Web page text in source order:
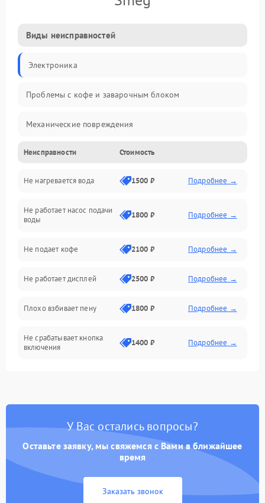
Виды неисправностей
Электроника
Проблемы с кофе и заварочным блоком
Механические повреждения
Прочие неисправности
Включение и работа
Проблемы с водой
Проблемы с капучинатором и паром
Управление и электроника
Программное обеспечение
Неисправности Стоимость
Не нагревается вода 1500 ₽ Подробнее →
Не работает насос подачи
воды
1800 ₽ Подробнее →
Не подает кофе 2100 ₽ Подробнее →
Не работает дисплей 2500 ₽ Подробнее →
Плохо взбивает пену 1800 ₽ Подробнее →
Не срабатывает кнопка
включения
1400 ₽ Подробнее →
Постоянные сбои в работе 1500 ₽ Подробнее →
У Вас остались вопросы?
Оставьте заявку, мы свяжемся с Вами в ближайшее
время
Заказать звонок